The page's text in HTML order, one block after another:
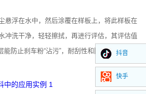
悬浮在水中，然后涂覆在样板上，将此样板在
冲洗干净，轻轻擦拭，再进行评估，其评估值
能防止刹车粉“沾污”，耐刮性和防腐蚀性均
中的应用实例 1
抖音
快手